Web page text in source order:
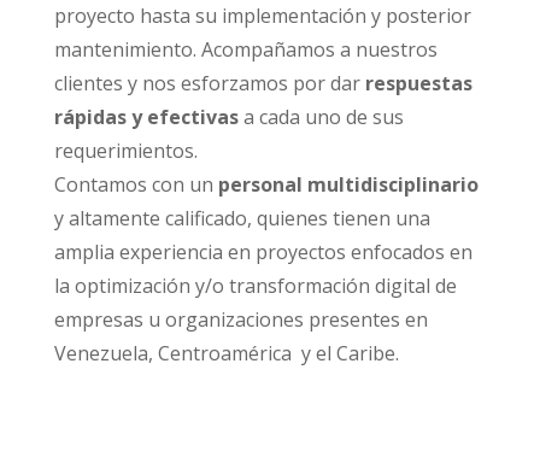
proyecto hasta su implementación y posterior
mantenimiento. Acompañamos a nuestros
clientes y nos esforzamos por dar respuestas
rápidas y efectivasa cada uno de sus
requerimientos.
Contamos con un personal multidisciplinario
y altamente calificado, quienes tienen una
amplia experiencia en proyectos enfocados en
la optimización y/o transformación digital de
empresas u organizaciones presentes en
Venezuela, Centroamérica y el Caribe.